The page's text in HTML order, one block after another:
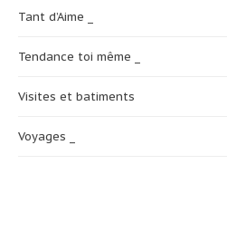
Tant d’Aime _
Tendance toi même _
Visites et batiments
Voyages _